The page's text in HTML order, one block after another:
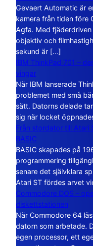
Gevaert Automatic är
kamera från tiden före
Agfa. Med
objektiv och
sekund är […]
IBM ThinkPad 701 –
vingar
När IBM lanserade
problemet med små
sätt. Datorns delade
sig när locket
Från stordator till Atari
BASIC
BASIC skapades på
programmering
senare det självklara
Atari ST fördes arvet
Commodore DOS –
diskettstationen
När Commodore 64
datorn som arbetade.
egen processor, ett